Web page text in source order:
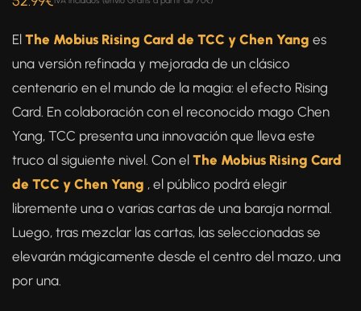
5.00 de 5 en
valoración de
un cliente
El The Mobius Rising Card de TCC y Chen Yang es
una versión refinada y mejorada de un clásico
centenario en el mundo de la magia: el efecto Rising
Card. En colaboración con el reconocido mago Chen
Yang, TCC presenta una innovación que lleva este
truco al siguiente nivel. Con el The Mobius Rising Card
de TCC y Chen Yang , el público podrá elegir
libremente una o varias cartas de una baraja normal.
Luego, tras mezclar las cartas, las seleccionadas se
elevarán mágicamente desde el centro del mazo, una
por una.